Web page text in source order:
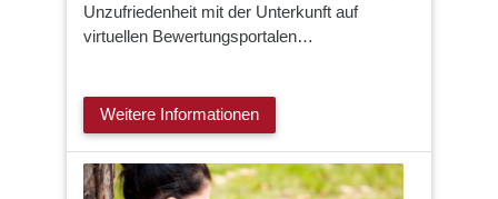
Unzufriedenheit mit der Unterkunft auf
virtuellen Bewertungsportalen…
Weitere Informationen